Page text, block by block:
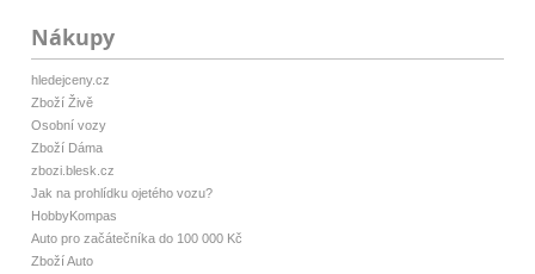
Nákupy
hledejceny.cz
Zboží Živě
Osobní vozy
Zboží Dáma
zbozi.blesk.cz
Jak na prohlídku ojetého vozu?
HobbyKompas
Auto pro začátečníka do 100 000 Kč
Zboží Auto